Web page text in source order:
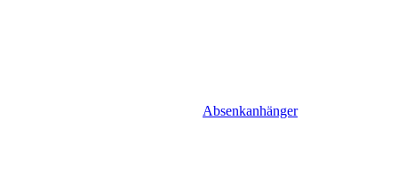
Absenkanhänger